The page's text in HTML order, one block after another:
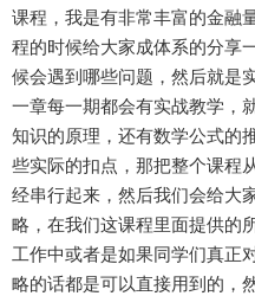
课程，我是有非常丰富的金融
程的时候给大家成体系的分享
候会遇到哪些问题，然后就是
一章每一期都会有实战教学，
知识的原理，还有数学公式的
些实际的扣点，那把整个课程
经串行起来，然后我们会给大
略，在我们这课程里面提供的
工作中或者是如果同学们真正
略的话都是可以直接用到的，